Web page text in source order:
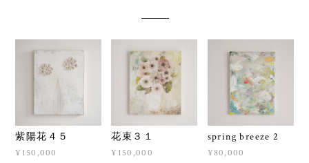
紫陽花４５
¥150,000
花束３１
¥150,000
spring breeze 2
¥80,000